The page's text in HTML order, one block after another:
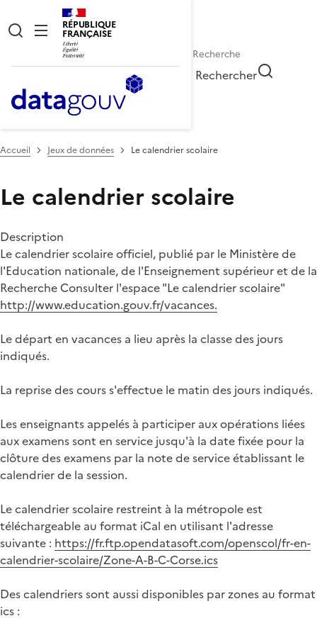
RÉPUBLIQUE
FRANÇAISE
Rechercher
Accueil Jeux de données Le calendrier scolaire
Le calendrier scolaire
Description
Le calendrier scolaire officiel, publié par le Ministère de
l'Education nationale, de l'Enseignement supérieur et de la
Recherche Consulter l'espace "Le calendrier scolaire"
http://www.education.gouv.fr/vacances.
Le départ en vacances a lieu après la classe des jours
indiqués.
La reprise des cours s'effectue le matin des jours indiqués.
Les enseignants appelés à participer aux opérations liées
aux examens sont en service jusqu'à la date fixée pour la
clôture des examens par la note de service établissant le
calendrier de la session.
Le calendrier scolaire restreint à la métropole est
téléchargeable au format iCal en utilisant l'adresse
suivante : https://fr.ftp.opendatasoft.com/openscol/fr-en-
calendrier-scolaire/Zone-A-B-C-Corse.ics
Des calendriers sont aussi disponibles par zones au format
ics :